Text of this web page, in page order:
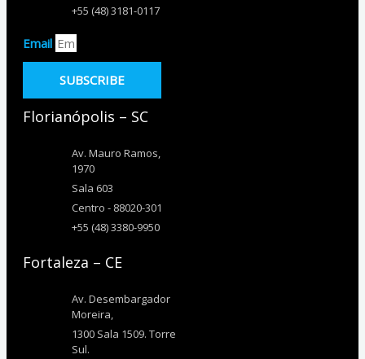
+55 (48) 3181-0117
Email
SUBSCRIBE
Florianópolis – SC
Av. Mauro Ramos,
1970
Sala 603
Centro - 88020-301
+55 (48) 3380-9950
Fortaleza – CE
Av. Desembargador
Moreira,
1300 Sala 1509. Torre
Sul.